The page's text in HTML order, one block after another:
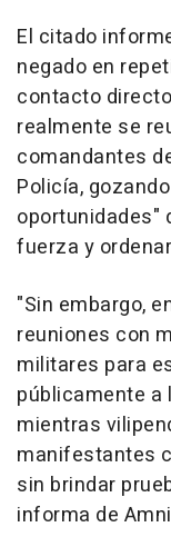
El citado
negado en
contacto
realmente se
comandantes
Policía,
oportunidades"
fuerza y
"Sin embargo,
reuniones con
militares para
públicamente a
mientras
manifestantes
sin brindar
informa de